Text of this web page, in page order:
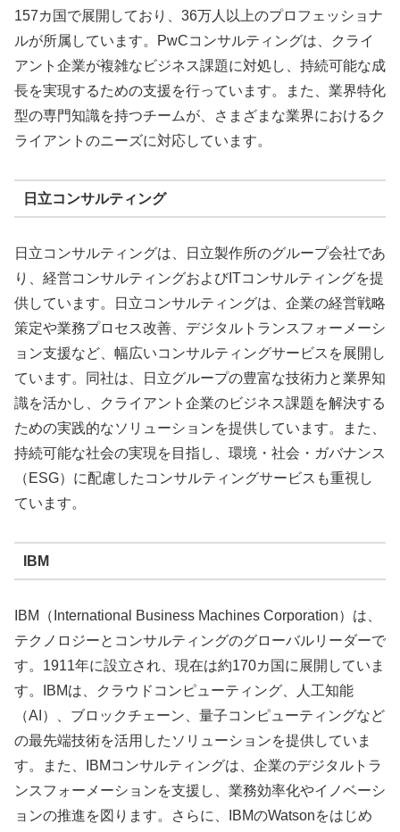
157カ国で展開しており、36万人以上のプロフェッショナ
ルが所属しています。PwCコンサルティングは、クライ
アント企業が複雑なビジネス課題に対処し、持続可能な成
長を実現するための支援を行っています。また、業界特化
型の専門知識を持つチームが、さまざまな業界におけるク
ライアントのニーズに対応しています。
日立コンサルティング
日立コンサルティングは、日立製作所のグループ会社であ
り、経営コンサルティングおよびITコンサルティングを提
供しています。日立コンサルティングは、企業の経営戦略
策定や業務プロセス改善、デジタルトランスフォーメーシ
ョン支援など、幅広いコンサルティングサービスを展開し
ています。同社は、日立グループの豊富な技術力と業界知
識を活かし、クライアント企業のビジネス課題を解決する
ための実践的なソリューションを提供しています。また、
持続可能な社会の実現を目指し、環境・社会・ガバナンス
（ESG）に配慮したコンサルティングサービスも重視し
ています。
IBM
​​IBM（International Business Machines Corporation）は、
テクノロジーとコンサルティングのグローバルリーダーで
す。1911年に設立され、現在は約170カ国に展開していま
す。IBMは、クラウドコンピューティング、人工知能
（AI）、ブロックチェーン、量子コンピューティングなど
の最先端技術を活用したソリューションを提供していま
す。また、IBMコンサルティングは、企業のデジタルトラ
ンスフォーメーションを支援し、業務効率化やイノベーシ
ョンの推進を図ります。さらに、IBMのWatsonをはじめ